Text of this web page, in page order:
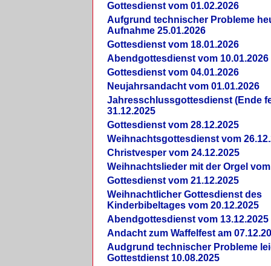
Gottesdienst vom 01.02.2026
Aufgrund technischer Probleme
Aufnahme 25.01.2026
Gottesdienst vom 18.01.2026
Abendgottesdienst vom 10.01.2026
Gottesdienst vom 04.01.2026
Neujahrsandacht vom 01.01.2026
Jahresschlussgottesdienst (Ende
31.12.2025
Gottesdienst vom 28.12.2025
Weihnachtsgottesdienst vom
Christvesper vom 24.12.2025
Weihnachtslieder mit der Orgel vom
Gottesdienst vom 21.12.2025
Weihnachtlicher Gottesdienst des
Kinderbibeltages vom 20.12.2025
Abendgottesdienst vom 13.12.2025
Andacht zum Waffelfest am
Audgrund technischer Probleme
Gottestdienst 10.08.2025